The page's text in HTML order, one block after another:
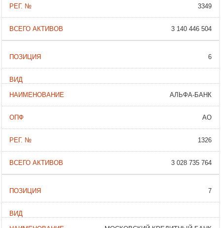
3349
3 140 446 504
6
АЛЬФА-БАНК
АО
1326
3 028 735 764
7